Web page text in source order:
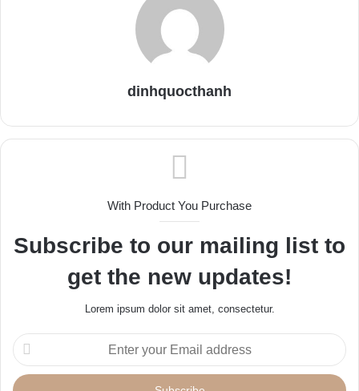
dinhquocthanh
With Product You Purchase
Subscribe to our mailing list to
get the new updates!
Lorem ipsum dolor sit amet, consectetur.
E
n